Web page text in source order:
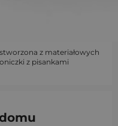
z materiałowych
z pisankami